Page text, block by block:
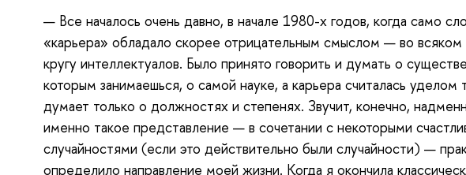
— Все началось очень давно, в начале 1980-х годов, когда само
«карьера» обладало скорее отрицательным смыслом — во всяком
кругу интеллектуалов. Было принято говорить и думать о
которым занимаешься, о самой науке, а карьера считалась уделом
думает только о должностях и степенях. Звучит, конечно,
именно такое представление — в сочетании с некоторыми
случайностями (если это действительно были случайности) —
определило направление моей жизни. Когда я окончила